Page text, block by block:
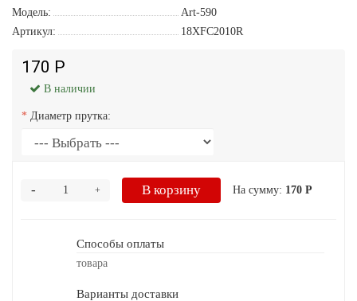
Модель:
Art-590
Артикул:
18XFC2010R
170 Р
В наличии
Диаметр прутка:
+
- В корзину На сумму: 170 Р
Способы оплаты
товара
Варианты доставки